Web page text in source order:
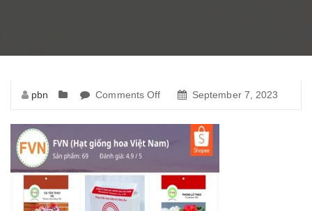
pbn Comments Off
thi-
hat-
giong-
tphcm-
7
September 7, 2023